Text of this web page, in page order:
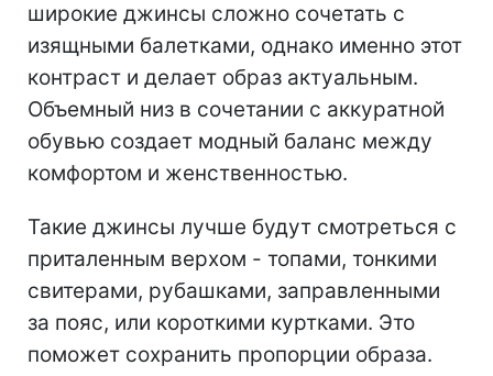
широкие джинсы сложно сочетать с
изящными балетками, однако именно этот
контраст и делает образ актуальным.
Объемный низ в сочетании с аккуратной
обувью создает модный баланс между
комфортом и женственностью.
Такие джинсы лучше будут смотреться с
приталенным верхом - топами, тонкими
свитерами, рубашками, заправленными
за пояс, или короткими куртками. Это
поможет сохранить пропорции образа.